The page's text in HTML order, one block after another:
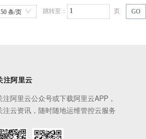
50 条/页 跳转至： 页 GO